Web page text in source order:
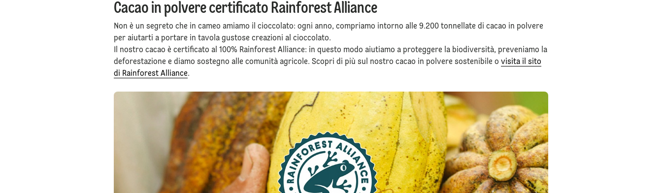
Cacao in polvere certificato Rainforest Alliance
Non è un segreto che in cameo amiamo il cioccolato: ogni anno, compriamo intorno alle 9.200 tonnellate di cacao in polvere
per aiutarti a portare in tavola gustose creazioni al cioccolato.
⁠Il nostro cacao è certificato al 100% Rainforest Alliance: in questo modo aiutiamo a proteggere la biodiversità, preveniamo la
deforestazione e diamo sostegno alle comunità agricole. Scopri di più sul nostro cacao in polvere sostenibile o visita il sito
di Rainforest Alliance.